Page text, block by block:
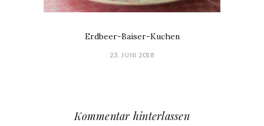
Erdbeer-Baiser-Kuchen
23. JUNI 2018
Kommentar hinterlassen